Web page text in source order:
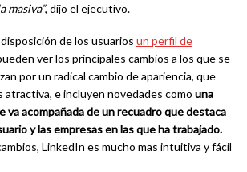
masiva”, dijo el ejecutivo.
de los usuarios un perfil de
ver los principales cambios a los que se
por un radical cambio de apariencia, que
atractiva, e incluyen novedades como una
va acompañada de un recuadro que destaca
y las empresas en las que ha trabajado.
LinkedIn es mucho mas intuitiva y fácil